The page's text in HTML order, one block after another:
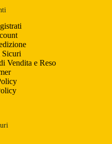
Sicuri
Vendita e Reso